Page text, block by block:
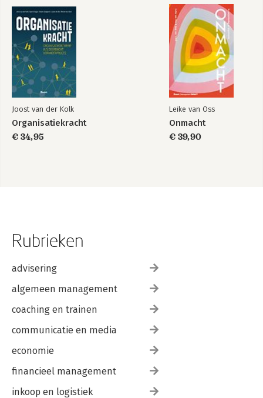
Joost van der Kolk
Organisatiekracht
€ 34,95
Leike van Oss
Onmacht
€ 39,90
Rubrieken
advisering
algemeen management
coaching en trainen
communicatie en media
economie
financieel management
inkoop en logistiek